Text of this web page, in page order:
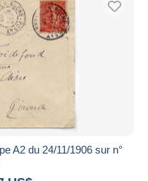
A2 du 24/11/1906 sur n°